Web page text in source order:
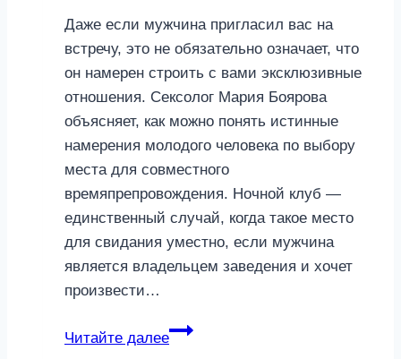
Даже если мужчина пригласил вас на
встречу, это не обязательно означает, что
он намерен строить с вами эксклюзивные
отношения. Сексолог Мария Боярова
объясняет, как можно понять истинные
намерения молодого человека по выбору
места для совместного
времяпрепровождения. Ночной клуб —
единственный случай, когда такое место
для свидания уместно, если мужчина
является владельцем заведения и хочет
произвести…
Читайте далее
Четыре